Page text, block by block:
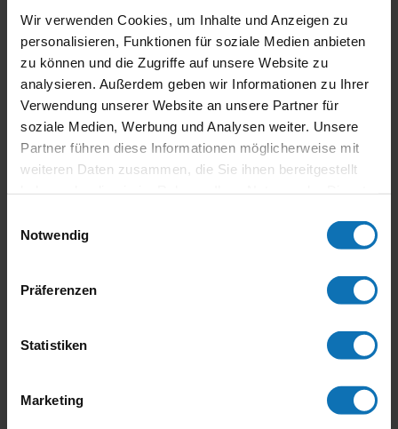
Wir verwenden Cookies, um Inhalte und Anzeigen zu
personalisieren, Funktionen für soziale Medien anbieten
zu können und die Zugriffe auf unsere Website zu
analysieren. Außerdem geben wir Informationen zu Ihrer
Verwendung unserer Website an unsere Partner für
soziale Medien, Werbung und Analysen weiter. Unsere
Partner führen diese Informationen möglicherweise mit
weiteren Daten zusammen, die Sie ihnen bereitgestellt
Notwendig
Präferenzen
Statistiken
Marketing
vonThucom Verlag|Nov. 20, 2018|Bilder
Blog Alle Beiträge Bilder Medien Kontakte Sie waren
Teil unserer Buchpräsentation – die österreichischen
Motorradlegenden Der Österr. Staatsmeister der
Jahre 1997 und 1998 in der Klasse Superbike und
Tschechischer Meister 1997 in der Klasse
Superbike...
Neueste Beiträge
Legenden des Motorradsports – Stropek Biografie
Übergabe des ersten Buches an Wolfgang Stropek